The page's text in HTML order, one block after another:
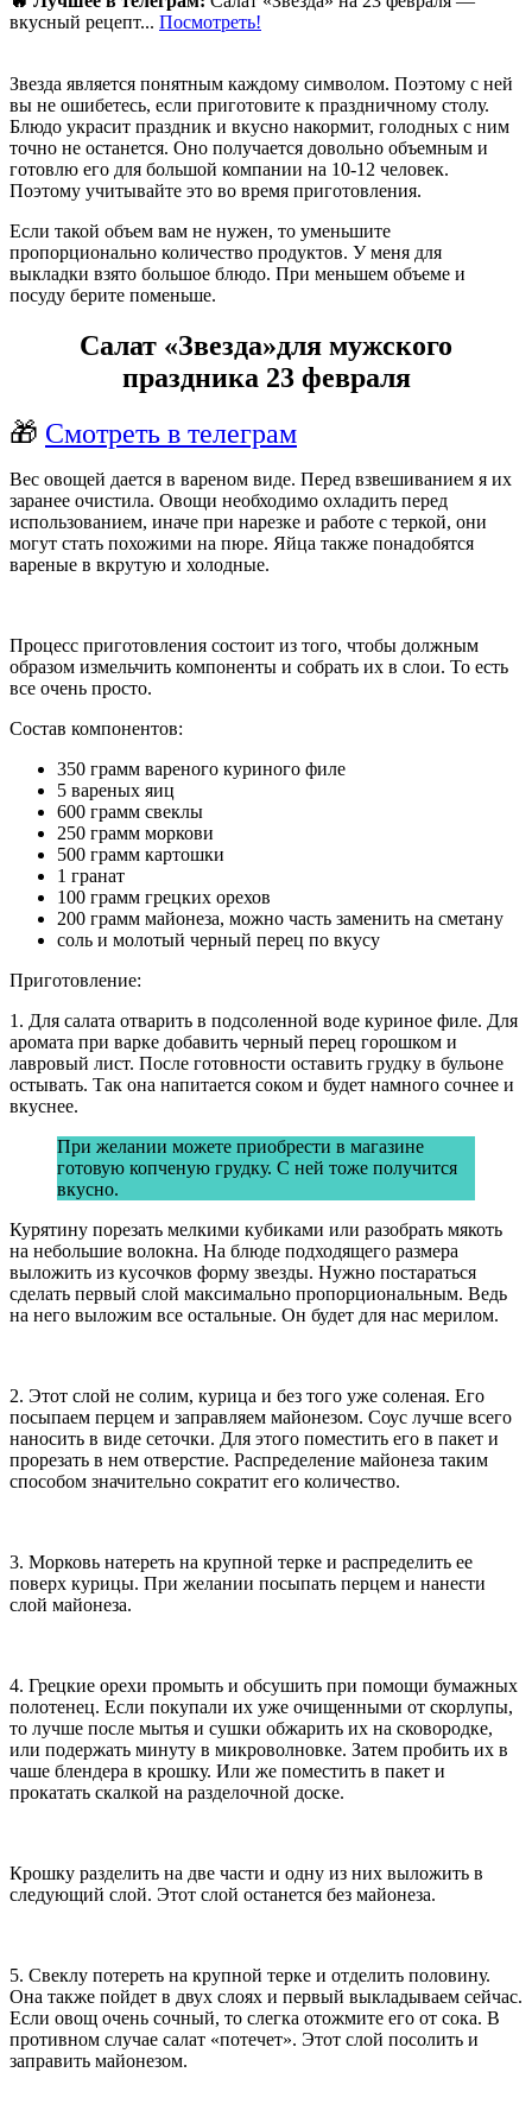
вкусный рецепт... Посмотреть!
Звезда является понятным каждому символом. Поэтому с ней
вы не ошибетесь, если приготовите к праздничному столу.
Блюдо украсит праздник и вкусно накормит, голодных с ним
точно не останется. Оно получается довольно объемным и
готовлю его для большой компании на 10-12 человек.
Поэтому учитывайте это во время приготовления.
Если такой объем вам не нужен, то уменьшите
пропорционально количество продуктов. У меня для
выкладки взято большое блюдо. При меньшем объеме и
посуду берите поменьше.
Салат «Звезда»для мужского
праздника 23 февраля
🎁 Смотреть в телеграм
Вес овощей дается в вареном виде. Перед взвешиванием я их
заранее очистила. Овощи необходимо охладить перед
использованием, иначе при нарезке и работе с теркой, они
могут стать похожими на пюре. Яйца также понадобятся
вареные в вкрутую и холодные.
Процесс приготовления состоит из того, чтобы должным
образом измельчить компоненты и собрать их в слои. То есть
все очень просто.
Состав компонентов:
350 грамм вареного куриного филе
5 вареных яиц
600 грамм свеклы
250 грамм моркови
500 грамм картошки
1 гранат
100 грамм грецких орехов
200 грамм майонеза, можно часть заменить на сметану
соль и молотый черный перец по вкусу
Приготовление:
1. Для салата отварить в подсоленной воде куриное филе. Для
аромата при варке добавить черный перец горошком и
лавровый лист. После готовности оставить грудку в бульоне
остывать. Так она напитается соком и будет намного сочнее и
вкуснее.
При желании можете приобрести в магазине
готовую копченую грудку. С ней тоже получится
вкусно.
Курятину порезать мелкими кубиками или разобрать мякоть
на небольшие волокна. На блюде подходящего размера
выложить из кусочков форму звезды. Нужно постараться
сделать первый слой максимально пропорциональным. Ведь
на него выложим все остальные. Он будет для нас мерилом.
2. Этот слой не солим, курица и без того уже соленая. Его
посыпаем перцем и заправляем майонезом. Соус лучше всего
наносить в виде сеточки. Для этого поместить его в пакет и
прорезать в нем отверстие. Распределение майонеза таким
способом значительно сократит его количество.
3. Морковь натереть на крупной терке и распределить ее
поверх курицы. При желании посыпать перцем и нанести
слой майонеза.
4. Грецкие орехи промыть и обсушить при помощи бумажных
полотенец. Если покупали их уже очищенными от скорлупы,
то лучше после мытья и сушки обжарить их на сковородке,
или подержать минуту в микроволновке. Затем пробить их в
чаше блендера в крошку. Или же поместить в пакет и
прокатать скалкой на разделочной доске.
Крошку разделить на две части и одну из них выложить в
следующий слой. Этот слой останется без майонеза.
5. Свеклу потереть на крупной терке и отделить половину.
Она также пойдет в двух слоях и первый выкладываем сейчас.
Если овощ очень сочный, то слегка отожмите его от сока. В
противном случае салат «потечет». Этот слой посолить и
заправить майонезом.